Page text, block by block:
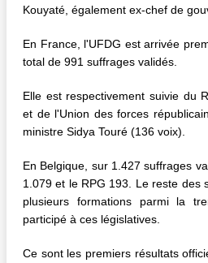
Kouyaté, également ex-chef de
En France, l'UFDG est arrivée
total de 991 suffrages validés.
Elle est respectivement suivie du
et de l'Union des forces
ministre Sidya Touré (136 voix).
En Belgique, sur 1.427 suffrages
1.079 et le RPG 193. Le reste des
plusieurs formations parmi la
participé à ces législatives.
Ce sont les premiers résultats